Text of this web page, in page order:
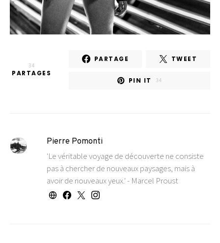
34
PARTAGES
PARTAGE TWEET
PIN IT 34
Pierre Pomonti
'Le véritable voyage de découverte ne consiste
pas à chercher de nouveaux paysages, mais à
avoir de nouveaux yeux.' - Marcel Proust